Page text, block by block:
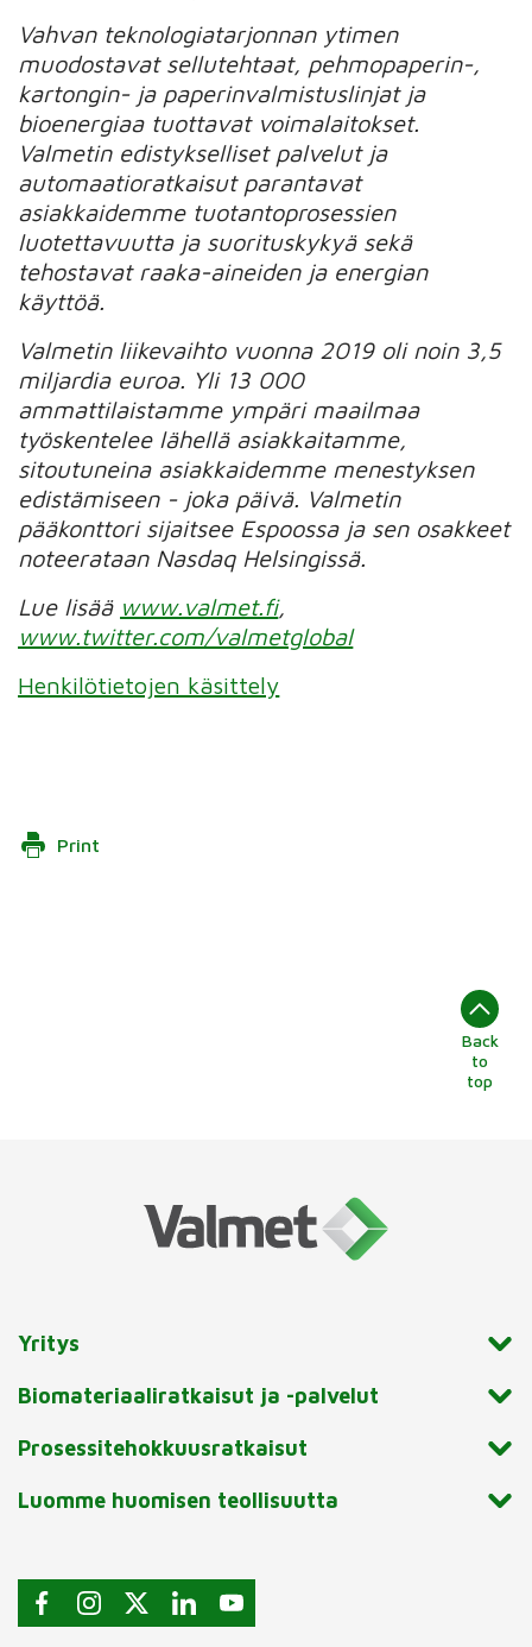
Vahvan teknologiatarjonnan ytimen
muodostavat sellutehtaat, pehmopaperin-,
kartongin- ja paperinvalmistuslinjat ja
bioenergiaa tuottavat voimalaitokset.
Valmetin edistykselliset palvelut ja
automaatioratkaisut parantavat
asiakkaidemme tuotantoprosessien
luotettavuutta ja suorituskykyä sekä
tehostavat raaka-aineiden ja energian
käyttöä.
Valmetin liikevaihto vuonna 2019 oli noin 3,5
miljardia euroa. Yli 13 000
ammattilaistamme ympäri maailmaa
työskentelee lähellä asiakkaitamme,
sitoutuneina asiakkaidemme menestyksen
edistämiseen - joka päivä. Valmetin
pääkonttori sijaitsee Espoossa ja sen osakkeet
noteerataan Nasdaq Helsingissä.
Lue lisää www.valmet.fi,
www.twitter.com/valmetglobal
Henkilötietojen käsittely
Print
Back
to
top
Yritys
Biomateriaaliratkaisut ja -palvelut
Prosessitehokkuusratkaisut
Luomme huomisen teollisuutta